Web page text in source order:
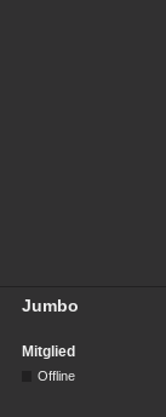
Jumbo
Mitglied
Offline